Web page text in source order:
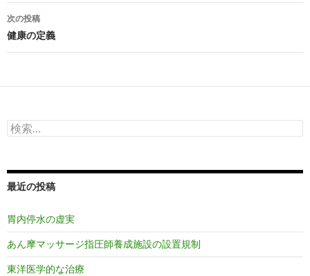
ナ
ビ
ゲ
ー
ョ
次の投稿
健康の定義
検
索:
最近の投稿
胃内停水の虚実
あん摩マッサージ指圧師養成施設の設置規制
東洋医学的な治療